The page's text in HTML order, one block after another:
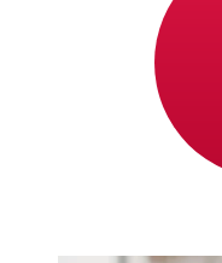
según el método de
transacción.
internacionales
Factores como los
seguridad también
Comprueba los
ENSKILDA BANKEN